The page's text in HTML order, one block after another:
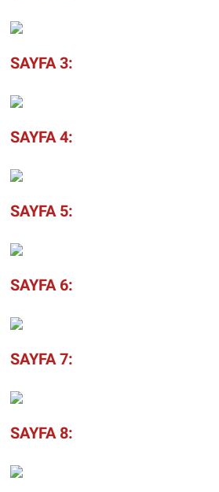
SAYFA 3:
SAYFA 4:
SAYFA 5:
SAYFA 6:
SAYFA 7:
SAYFA 8: